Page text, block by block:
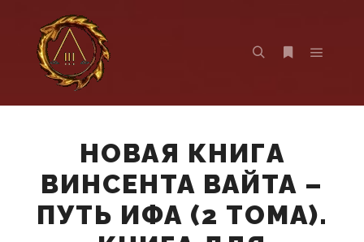
НОВАЯ КНИГА
ВИНСЕНТА ВАЙТА –
ПУТЬ ИФА (2 ТОМА).